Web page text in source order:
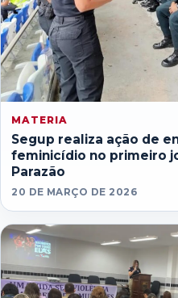
MATERIA
Segup realiza ação de
feminicídio no primeiro
Parazão
20 DE MARÇO DE 2026